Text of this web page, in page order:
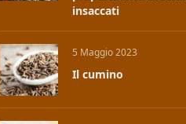
insaccati
5 Maggio 2023
Il cumino